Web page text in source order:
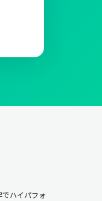
ハイパフォ